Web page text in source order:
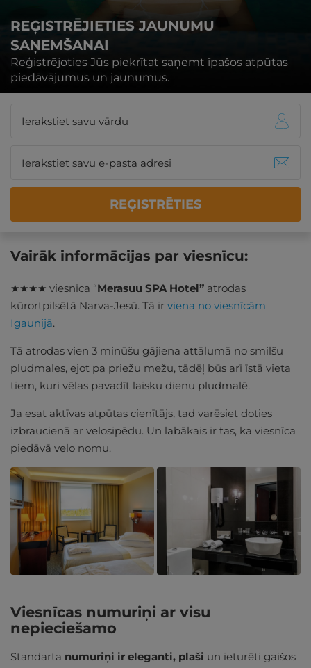
REĢISTRĒJIETIES JAUNUMU
SAŅEMŠANAI
Reģistrējoties Jūs piekrītat saņemt īpašos atpūtas
piedāvājumus un jaunumus.
REĢISTRĒTIES
Vairāk informācijas par viesnīcu:
★★★★ viesnīca “Merasuu SPA Hotel” atrodas
kūrortpilsētā Narva-Jesū. Tā ir viena no viesnīcām
Igaunijā.
Tā atrodas vien 3 minūšu gājiena attālumā no smilšu
pludmales, ejot pa priežu mežu, tādēļ būs arī īstā vieta
tiem, kuri vēlas pavadīt laisku dienu pludmalē.
Ja esat aktīvas atpūtas cienītājs, tad varēsiet doties
izbraucienā ar velosipēdu. Un labākais ir tas, ka viesnīca
piedāvā velo nomu.
Viesnīcas numuriņi ar visu
nepieciešamo
Standarta numuriņi ir eleganti, plaši un ieturēti gaišos